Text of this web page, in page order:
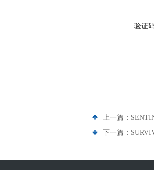
验证
上一篇：
下一篇：